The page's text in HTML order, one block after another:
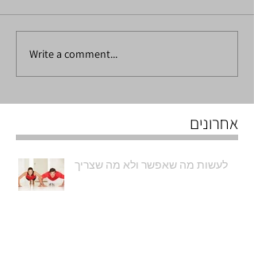
Write a comment...
אחרונים
לעשות מה שאפשר ולא מה שצריך